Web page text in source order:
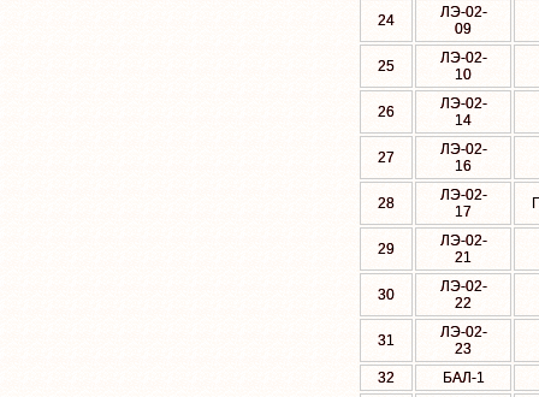
24
ЛЭ-02-
09
25
ЛЭ-02-
10
26
ЛЭ-02-
14
27
ЛЭ-02-
16
28
ЛЭ-02-
17
29
ЛЭ-02-
21
30
ЛЭ-02-
22
31
ЛЭ-02-
23
32
БАЛ-1